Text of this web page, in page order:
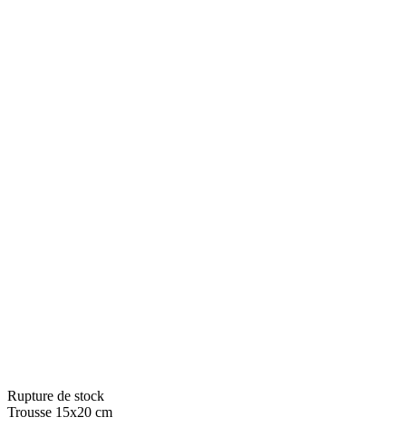
Rupture de stock
Trousse 15x20 cm